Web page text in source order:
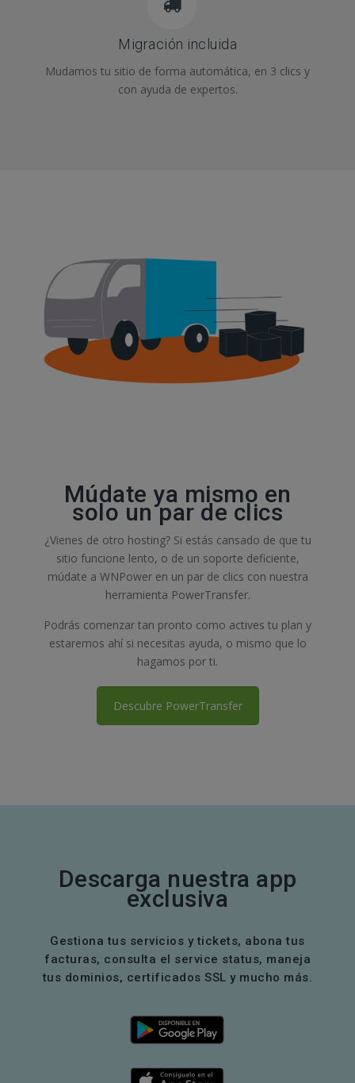
Migración incluida
Mudamos tu sitio de forma automática, en 3 clics y
con ayuda de expertos.
Múdate ya mismo en
solo un par de clics
¿Vienes de otro hosting? Si estás cansado de que tu
sitio funcione lento, o de un soporte deficiente,
múdate a WNPower en un par de clics con nuestra
herramienta PowerTransfer.
Podrás comenzar tan pronto como actives tu plan y
estaremos ahí si necesitas ayuda, o mismo que lo
hagamos por ti.
Descubre PowerTransfer
Descarga nuestra app
exclusiva
Gestiona tus servicios y tickets, abona tus
facturas, consulta el service status, maneja
tus dominios, certificados SSL y mucho más.